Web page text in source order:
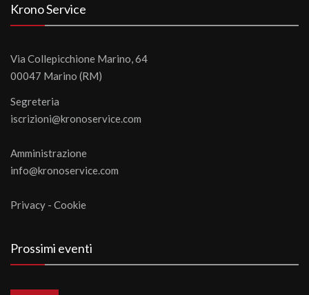
Krono Service
Via Collepicchione Marino, 64
00047 Marino (RM)
Segreteria
iscrizioni@kronoservice.com
Amministrazione
info@kronoservice.com
Privacy - Cookie
Prossimi eventi